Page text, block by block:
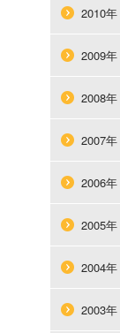
2010年
2009年
2008年
2007年
2006年
2005年
2004年
2003年